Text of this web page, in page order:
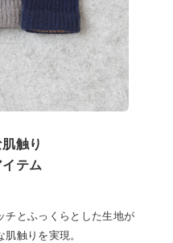
触り
テム
チとふっくらとした生地が
触りを実現。